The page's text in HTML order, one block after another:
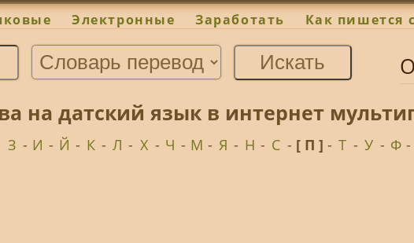
Электронные Заработать Как пишется
на датский язык в интернет
З - И - Й - К - Л - Х - Ч - М - Я - Н - С - [ П ] - Т - У - Ф -